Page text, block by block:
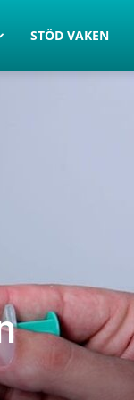
STÖD VAKEN